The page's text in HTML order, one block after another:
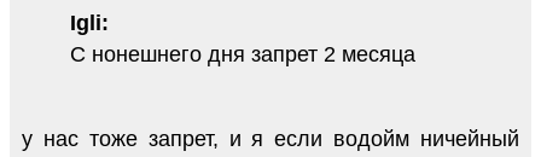
Igli:
С нонешнего дня запрет 2 месяца
у нас тоже запрет, и я если водойм ничейный